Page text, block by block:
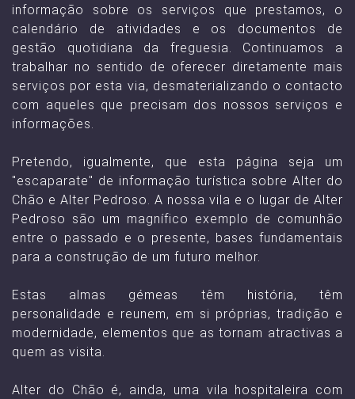
informação sobre os serviços que prestamos, o
calendário de atividades e os documentos de
gestão quotidiana da freguesia. Continuamos a
trabalhar no sentido de oferecer diretamente mais
serviços por esta via, desmaterializando o contacto
com aqueles que precisam dos nossos serviços e
informações.
Pretendo, igualmente, que esta página seja um
"escaparate" de informação turística sobre Alter do
Chão e Alter Pedroso. A nossa vila e o lugar de Alter
Pedroso são um magnífico exemplo de comunhão
entre o passado e o presente, bases fundamentais
para a construção de um futuro melhor.
Estas almas gémeas têm história, têm
personalidade e reunem, em si próprias, tradição e
modernidade, elementos que as tornam atractivas a
quem as visita.
Alter do Chão é, ainda, uma vila hospitaleira com